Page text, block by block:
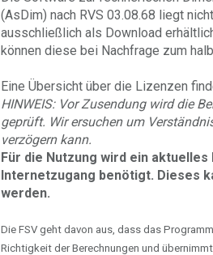
(AsDim) nach RVS 03.08.68 liegt
ausschließlich als Download
können diese bei Nachfrage zum
Eine Übersicht über die Lizenzen
HINWEIS: Vor Zusendung wird die
geprüft. Wir ersuchen um
verzögern kann.
Für die Nutzung wird ein
Internetzugang benötigt. Dieses
werden.
Die FSV geht davon aus, dass das
Richtigkeit der Berechnungen und